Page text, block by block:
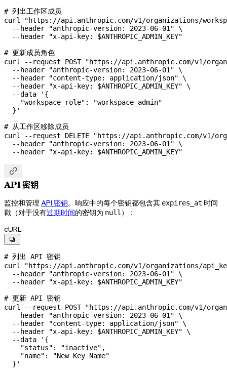
# 列出工作区成员
curl "https://api.anthropic.com/v1/organizations/
  --header
"anthropic-version: 2023-06-01" \
  --header
"x-api-key: $ANTHROPIC_ADMIN_KEY"
# 更新成员角色
curl --request POST "https://api.anthropic.com/v1/
  --header
"anthropic-version: 2023-06-01" \
  --header
"content-type: application/json" \
  --header
"x-api-key: $ANTHROPIC_ADMIN_KEY" \
  --data
'{
    "workspace_role": "workspace_admin"
  }'
# 从工作区移除成员
curl --request DELETE "https://api.anthropic.com/v1/
  --header
"anthropic-version: 2023-06-01" \
  --header
"x-api-key: $ANTHROPIC_ADMIN_KEY"

API 密钥
监控和管理 API 密钥。响应中的每个密钥都包含其 expires_at 时间
戳（对于没有过期时间的密钥为 null ）：
cURL

# 列出 API 密钥
curl
"https://api.anthropic.com/v1/organizations/
  --header
"anthropic-version: 2023-06-01" \
  --header
"x-api-key: $ANTHROPIC_ADMIN_KEY"
# 更新 API 密钥
curl
--request POST "https://api.anthropic.com/v1/
  --header
"anthropic-version: 2023-06-01" \
  --header
"content-type: application/json" \
  --header
"x-api-key: $ANTHROPIC_ADMIN_KEY" \
  --data
'{
    "status": "inactive",
    "name": "New Key Name"
  }'